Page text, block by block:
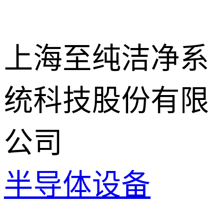
上海至纯洁净系
统科技股份有限
公司
半导体设备